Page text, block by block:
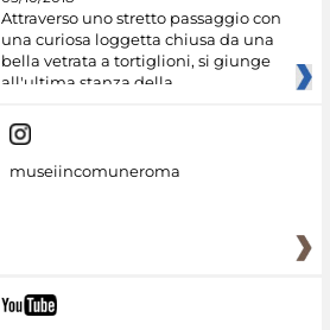
Attraverso uno stretto passaggio con
una curiosa loggetta chiusa da una
bella vetrata a tortiglioni, si giunge
all'ultima stanza della
museiincomuneroma